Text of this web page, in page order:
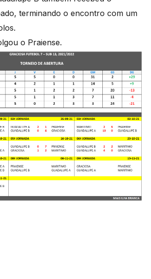
terminando o encontro com um
o Praiense.